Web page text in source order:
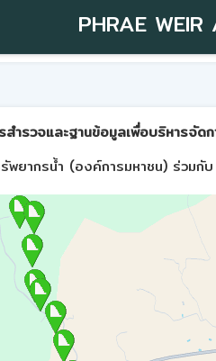
PHRAE WEIR
ำรวจและฐานข้อมูลเพื่อบริหารจั
พยากรน้ำ (องค์การมหาชน) ร่วมกั